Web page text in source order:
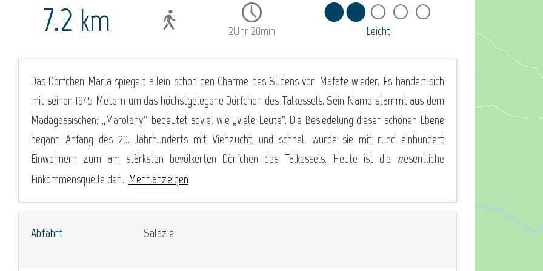
7.2 km 2Uhr 20min Leicht
Das Dörfchen Marla spiegelt allein schon den Charme des Südens von Mafate wieder. Es handelt sich
mit seinen 1645 Metern um das höchstgelegene Dörfchen des Talkessels. Sein Name stammt aus dem
Madagassischen: „Marolahy“ bedeutet soviel wie „viele Leute“. Die Besiedelung dieser schönen Ebene
begann Anfang des 20. Jahrhunderts mit Viehzucht, und schnell wurde sie mit rund einhundert
Einwohnern zum am stärksten bevölkerten Dörfchen des Talkessels. Heute ist die wesentliche
Einkommensquelle der... Mehr anzeigen
Abfahrt Salazie